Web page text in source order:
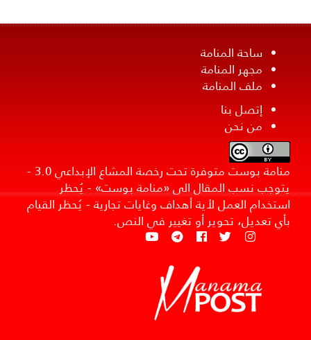
ساحة المنامة
مجهر المنامة
ملف المنامة
إتصل بنا
من نحن
منامة بوست متوفرة تحت رخصة المشاع الإبداعي 3.0 -
يتوجب نسب المقال الى «منامة بوست» - يُحظر
استخدام العمل لأية أهداف وغايات تجارية - يُحظر القيام
بأي تعديل، تحوير أو تغيير في النص.